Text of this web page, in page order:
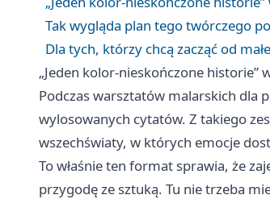
Tak wygląda plan tego twórczego
Dla tych, którzy chcą zacząć od
„Jeden kolor-nieskończone historie”
Podczas warsztatów malarskich dla
wylosowanych cytatów. Z takiego
wszechświaty, w których emocje
To właśnie ten format sprawia, że
przygodę ze sztuką. Tu nie trzeba